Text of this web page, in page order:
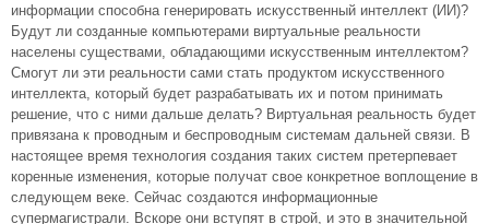
информации способна генерировать искусственный интеллект (ИИ)?
Будут ли созданные компьютерами виртуальные реальности
населены существами, обладающими искусственным интеллектом?
Смогут ли эти реальности сами стать продуктом искусственного
интеллекта, который будет разрабатывать их и потом принимать
решение, что с ними дальше делать? Виртуальная реальность будет
привязана к проводным и беспроводным системам дальней связи. В
настоящее время технология создания таких систем претерпевает
коренные изменения, которые получат свое конкретное воплощение в
следующем веке. Сейчас создаются информационные
супермагистрали. Вскоре они вступят в строй, и это в значительной